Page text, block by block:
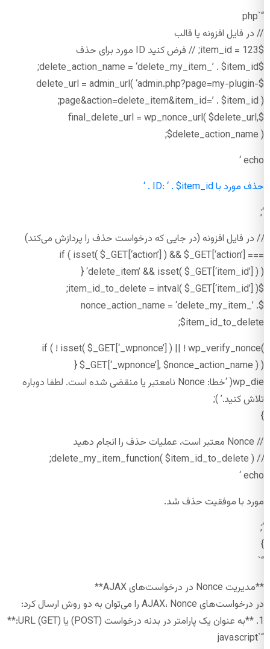
“`php
// در فایل افزونه یا قالب
$item_id = 123; // فرض کنید ID مورد برای حذف
$delete_action_name = ‘delete_my_item_’ . $item_id;
$delete_url = admin_url( ‘admin.php?page=my-plugin-
page&action=delete_item&item_id=’ . $item_id );
$final_delete_url = wp_nonce_url( $delete_url,
$delete_action_name );
echo ‘
حذف مورد با ID: ‘ . $item_id . ‘
‘;
// در فایل افزونه (در جایی که درخواست حذف را پردازش می‌کند)
if ( isset( $_GET[‘action’] ) && $_GET[‘action’] ===
‘delete_item’ && isset( $_GET[‘item_id’] ) ) {
$item_id_to_delete = intval( $_GET[‘item_id’] );
$nonce_action_name = ‘delete_my_item_’ .
$item_id_to_delete;
if ( ! isset( $_GET[‘_wpnonce’] ) || ! wp_verify_nonce(
$_GET[‘_wpnonce’], $nonce_action_name ) ) {
wp_die( ‘خطا: Nonce نامعتبر یا منقضی شده است. لطفا دوباره
تلاش کنید.’ );
}
// Nonce معتبر است، عملیات حذف را انجام دهید
// delete_my_item_function( $item_id_to_delete );
echo ‘
مورد با موفقیت حذف شد.
‘;
}
“`
**مدیریت Nonce در درخواست‌های AJAX**
در درخواست‌های AJAX، Nonce را می‌توان به دو روش ارسال کرد:
1. **به عنوان یک پارامتر در بدنه درخواست (POST) یا URL (GET):**
“`javascript